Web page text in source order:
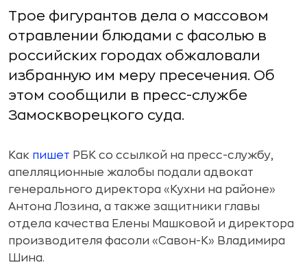
Трое фигурантов дела о массовом
отравлении блюдами с фасолью в
российских городах обжаловали
избранную им меру пресечения. Об
этом сообщили в пресс-службе
Замоскворецкого суда.
Как пишет РБК со ссылкой на пресс-службу,
апелляционные жалобы подали адвокат
генерального директора «Кухни на районе»
Антона Лозина, а также защитники главы
отдела качества Елены Машковой и директора
производителя фасоли «Савон-К» Владимира
Шина.